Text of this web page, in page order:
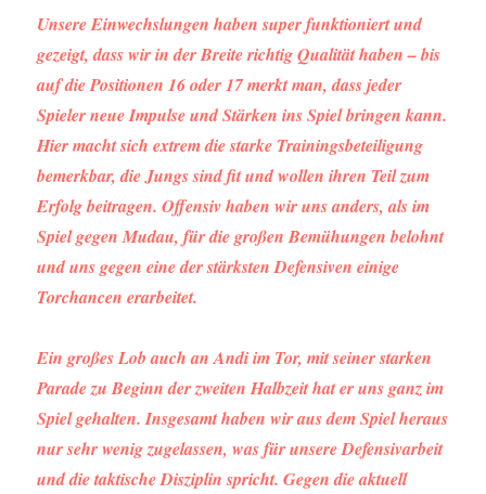
Unsere Einwechslungen haben super funktioniert und
gezeigt, dass wir in der Breite richtig Qualität haben – bis
auf die Positionen 16 oder 17 merkt man, dass jeder
Spieler neue Impulse und Stärken ins Spiel bringen kann.
Hier macht sich extrem die starke Trainingsbeteiligung
bemerkbar, die Jungs sind fit und wollen ihren Teil zum
Erfolg beitragen. Offensiv haben wir uns anders, als im
Spiel gegen Mudau, für die großen Bemühungen belohnt
und uns gegen eine der stärksten Defensiven einige
Torchancen erarbeitet.
Ein großes Lob auch an Andi im Tor, mit seiner starken
Parade zu Beginn der zweiten Halbzeit hat er uns ganz im
Spiel gehalten. Insgesamt haben wir aus dem Spiel heraus
nur sehr wenig zugelassen, was für unsere Defensivarbeit
und die taktische Disziplin spricht. Gegen die aktuell